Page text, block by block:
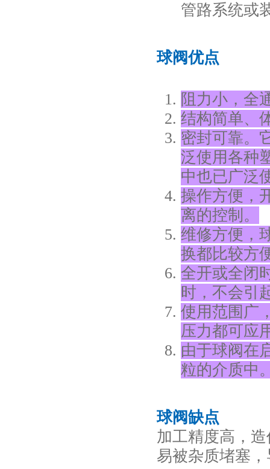
管路系统或
球阀优点
阻力小，全
结构简单、
密封可靠。
泛使用各种
中也已广泛
操作方便，
离的控制。
维修方便，
换都比较方
全开或全闭
时，不会引
使用范围广
压力都可应
由于球阀在
粒的介质
球阀缺点
加工精度高，
易被杂质堵塞